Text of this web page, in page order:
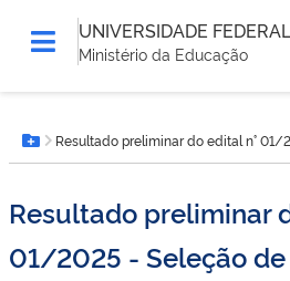
UNIVERSIDADE
Ministério da Educação
está
aqui:Botão Menu
Resultado preliminar do edital n° 01/
Resultado preliminar
01/2025 - Seleção